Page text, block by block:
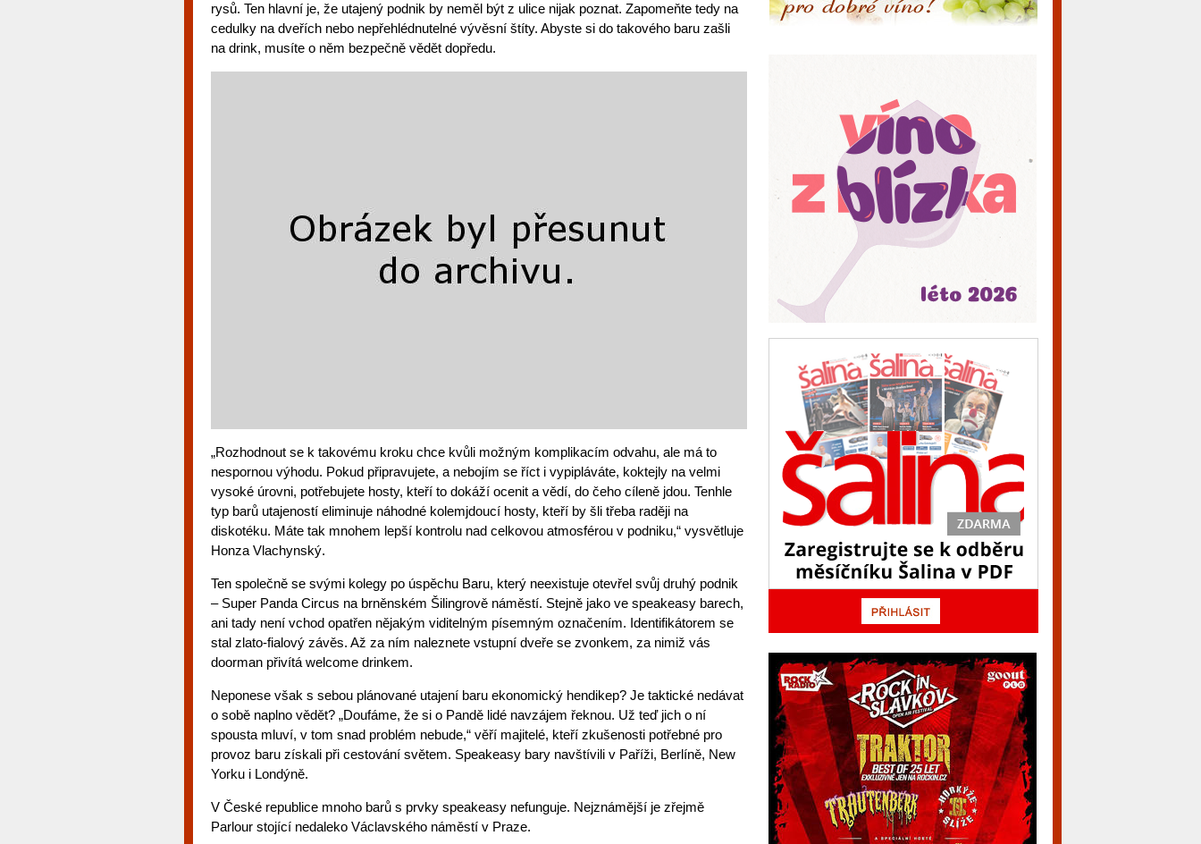
rysů. Ten hlavní je, že utajený podnik by neměl být z ulice nijak poznat. Zapomeňte tedy na
cedulky na dveřích nebo nepřehlédnutelné vývěsní štíty. Abyste si do takového baru zašli
na drink, musíte o něm bezpečně vědět dopředu.
„Rozhodnout se k takovému kroku chce kvůli možným komplikacím odvahu, ale má to
nespornou výhodu. Pokud připravujete, a nebojím se říct i vypipláváte, koktejly na velmi
vysoké úrovni, potřebujete hosty, kteří to dokáží ocenit a vědí, do čeho cíleně jdou. Tenhle
typ barů utajeností eliminuje náhodné kolemjdoucí hosty, kteří by šli třeba raději na
diskotéku. Máte tak mnohem lepší kontrolu nad celkovou atmosférou v podniku,“ vysvětluje
Honza Vlachynský.
Ten společně se svými kolegy po úspěchu Baru, který neexistuje otevřel svůj druhý podnik
– Super Panda Circus na brněnském Šilingrově náměstí. Stejně jako ve speakeasy barech,
ani tady není vchod opatřen nějakým viditelným písemným označením. Identifikátorem se
stal zlato-fialový závěs. Až za ním naleznete vstupní dveře se zvonkem, za nimiž vás
doorman přivítá welcome drinkem.
Neponese však s sebou plánované utajení baru ekonomický hendikep? Je taktické nedávat
o sobě naplno vědět? „Doufáme, že si o Pandě lidé navzájem řeknou. Už teď jich o ní
spousta mluví, v tom snad problém nebude,“ věří majitelé, kteří zkušenosti potřebné pro
provoz baru získali při cestování světem. Speakeasy bary navštívili v Paříži, Berlíně, New
Yorku i Londýně.
V České republice mnoho barů s prvky speakeasy nefunguje. Nejznámější je zřejmě
Parlour stojící nedaleko Václavského náměstí v Praze.